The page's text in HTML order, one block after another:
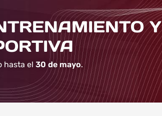
Y
hasta el 30 de mayo.